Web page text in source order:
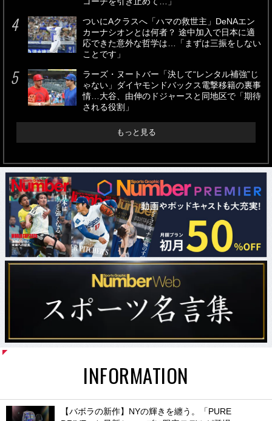
ついにAクラスへ「ハマの救世主」DeNAエン
カーナシオンとは何者？ 途中加入で日本に適
応できた意外な哲学は…「まずは三振をしない
ことです」
ラーズ・ヌートバー「決して“レンタル補強”じ
ゃない」ダイヤモンドバックス電撃移籍の裏事
情…大谷、由伸のドジャースと同地区で「期待
される役割」
もっと見る
INFORMATION
【バボラの新作】NYの輝きを纏う。「PURE